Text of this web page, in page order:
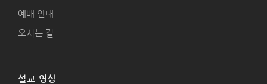
예배 안내
오시는 길
설교 영상